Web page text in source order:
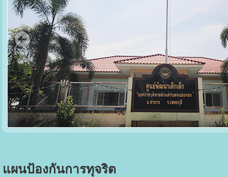
แผนป้องกันการทุจริต